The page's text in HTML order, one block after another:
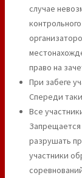
случае
право на
При забеге
Спереди
Все
разрушать
участники